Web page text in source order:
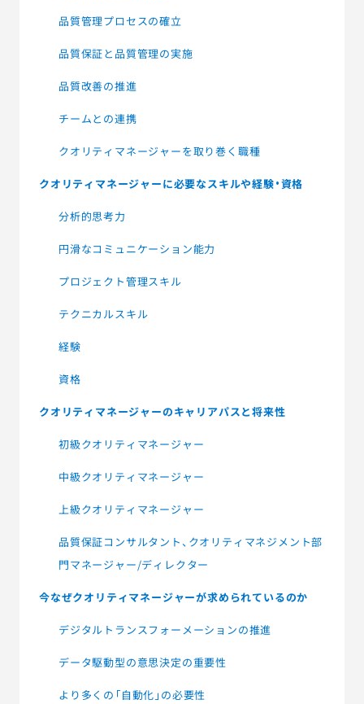
品質管理プロセスの確立
品質保証と品質管理の実施
品質改善の推進
チームとの連携
クオリティマネージャーを取り巻く職種
クオリティマネージャーに必要なスキルや経験・資格
分析的思考力
円滑なコミュニケーション能力
プロジェクト管理スキル
テクニカルスキル
経験
資格
クオリティマネージャーのキャリアパスと将来性
初級クオリティマネージャー
中級クオリティマネージャー
上級クオリティマネージャー
品質保証コンサルタント、クオリティマネジメント部
門マネージャー/ディレクター
今なぜクオリティマネージャーが求められているのか
デジタルトランスフォーメーションの推進
データ駆動型の意思決定の重要性
より多くの「自動化」の必要性